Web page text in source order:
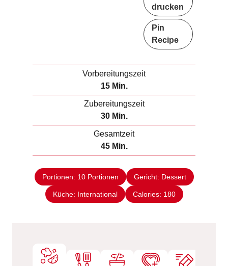
drucken
Pin
Recipe
Vorbereitungszeit
15M
i
t
e
Min.
Zubereitungszeit
30M
i
e
Min.
Gesamtzeit
45M
i
n
u
t
Min.
Portionen: 10 Portionen Gericht: Dessert
Küche: International Calories: 180